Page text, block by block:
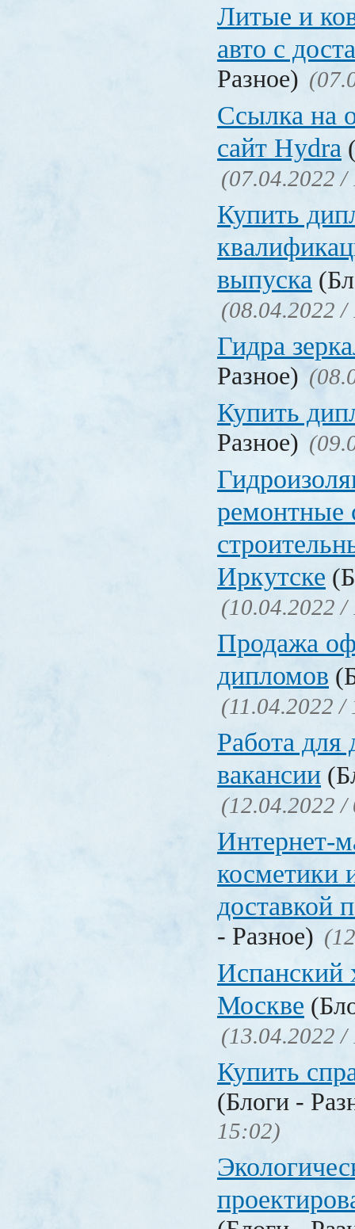
Литые и
авто с
Разное)
Ссылка на
сайт Hydra
(07.04.2022 /
Купить
выпуска
(08.04.2022 /
Гидра
Разное)
Купить
Разное)
ремонтные
Иркутске
(10.04.2022 /
Продажа
дипломов
(11.04.2022 /
Работа для
вакансии
(12.04.2022 /
Интернет-
косметики
доставкой
- Разное)
Испанский
Москве
(13.04.2022 /
Купить
(Блоги -
15:02)